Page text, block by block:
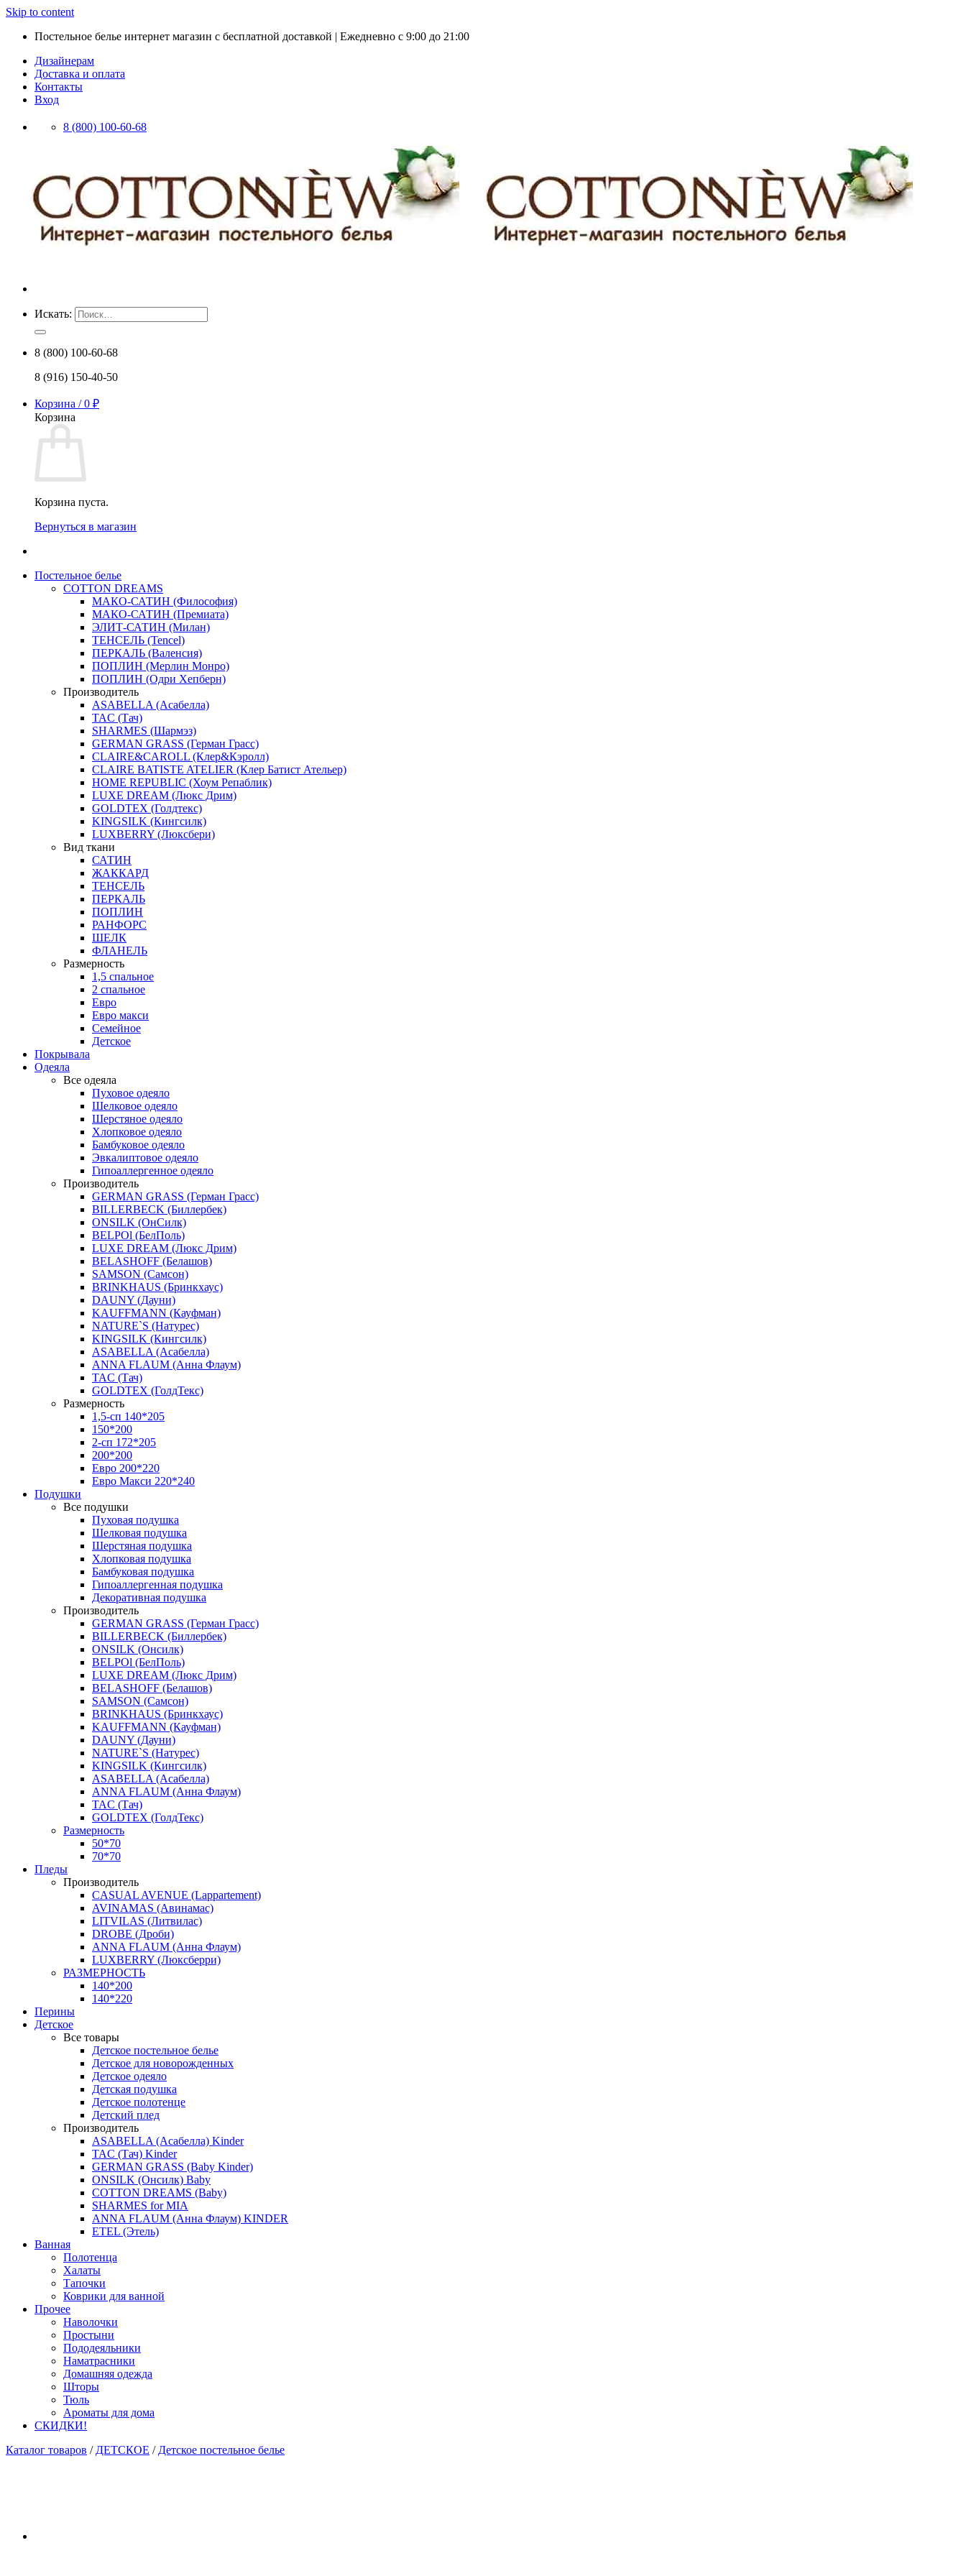
Skip to content
Постельное белье интернет магазин с бесплатной доставкой | Ежедневно с 9:00 до 21:00
Дизайнерам
Доставка и оплата
Контакты
Вход
8 (800) 100-60-68
Искать:
8 (800) 100-60-68
8 (916) 150-40-50
Корзина /0 ₽
Корзина
Корзина пуста.
Вернуться в магазин
Постельное белье
COTTON DREAMS
МАКО-САТИН (Философия)
МАКО-САТИН (Премиата)
ЭЛИТ-САТИН (Милан)
ТЕНСЕЛЬ (Tencel)
ПЕРКАЛЬ (Валенсия)
ПОПЛИН (Мерлин Монро)
ПОПЛИН (Одри Хепберн)
Производитель
ASABELLA (Асабелла)
TAC (Тач)
SHARMES (Шармэз)
GERMAN GRASS (Герман Грасс)
CLAIRE&CAROLL (Клер&Кэролл)
CLAIRE BATISTE ATELIER (Клер Батист Ательер)
HOME REPUBLIC (Хоум Репаблик)
LUXE DREAM (Люкс Дрим)
GOLDTEX (Голдтекс)
KINGSILK (Кингсилк)
LUXBERRY (Люксбери)
Вид ткани
САТИН
ЖАККАРД
ТЕНСЕЛЬ
ПЕРКАЛЬ
ПОПЛИН
РАНФОРС
ШЕЛК
ФЛАНЕЛЬ
Размерность
1,5 спальное
2 спальное
Евро
Евро макси
Семейное
Детское
Покрывала
Одеяла
Все одеяла
Пуховое одеяло
Шелковое одеяло
Шерстяное одеяло
Хлопковое одеяло
Бамбуковое одеяло
Эвкалиптовое одеяло
Гипоаллергенное одеяло
Производитель
GERMAN GRASS (Герман Грасс)
BILLERBECK (Биллербек)
ONSILK (ОнСилк)
BELPOl (БелПоль)
LUXE DREAM (Люкс Дрим)
BELASHOFF (Белашов)
SAMSON (Самсон)
BRINKHAUS (Бринкхаус)
DAUNY (Дауни)
KAUFFMANN (Кауфман)
NATURE`S (Натурес)
KINGSILK (Кингсилк)
ASABELLA (Асабелла)
ANNA FLAUM (Анна Флаум)
TAC (Тач)
GOLDTEX (ГолдТекс)
Размерность
1,5-сп 140*205
150*200
2-сп 172*205
200*200
Евро 200*220
Евро Макси 220*240
Подушки
Все подушки
Пуховая подушка
Шелковая подушка
Шерстяная подушка
Хлопковая подушка
Бамбуковая подушка
Гипоаллергенная подушка
Декоративная подушка
Производитель
GERMAN GRASS (Герман Грасс)
BILLERBECK (Биллербек)
ONSILK (Онсилк)
BELPOl (БелПоль)
LUXE DREAM (Люкс Дрим)
BELASHOFF (Белашов)
SAMSON (Самсон)
BRINKHAUS (Бринкхаус)
KAUFFMANN (Кауфман)
DAUNY (Дауни)
NATURE`S (Натурес)
KINGSILK (Кингсилк)
ASABELLA (Асабелла)
ANNA FLAUM (Анна Флаум)
TAC (Тач)
GOLDTEX (ГолдТекс)
Размерность
50*70
70*70
Пледы
Производитель
CASUAL AVENUE (Lappartement)
AVINAMAS (Авинамас)
LITVILAS (Литвилас)
DROBE (Дроби)
ANNA FLAUM (Анна Флаум)
LUXBERRY (Люксберри)
РАЗМЕРНОСТЬ
140*200
140*220
Перины
Детское
Все товары
Детское постельное белье
Детское для новорожденных
Детское одеяло
Детская подушка
Детское полотенце
Детский плед
Производитель
ASABELLA (Асабелла) Kinder
TAC (Тач) Kinder
GERMAN GRASS (Baby Kinder)
ONSILK (Онсилк) Baby
COTTON DREAMS (Baby)
SHARMES for MIA
ANNA FLAUM (Анна Флаум) KINDER
ETEL (Этель)
Ванная
Полотенца
Халаты
Тапочки
Коврики для ванной
Прочее
Наволочки
Простыни
Пододеяльники
Наматрасники
Домашняя одежда
Шторы
Тюль
Ароматы для дома
СКИДКИ!
Каталог товаров / ДЕТСКОЕ / Детское постельное белье